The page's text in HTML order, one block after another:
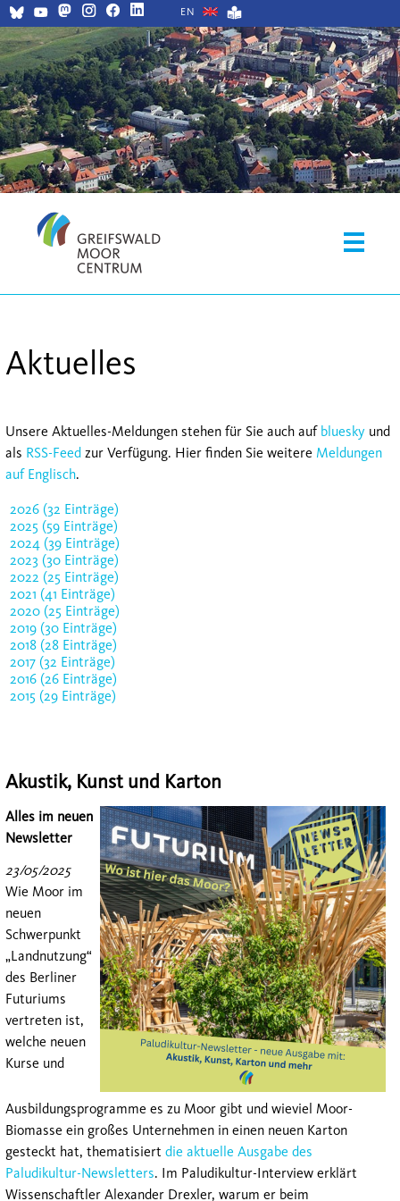
EN
Aktuelles
Unsere Aktuelles-Meldungen stehen für Sie auch auf bluesky und
als RSS-Feed zur Verfügung. Hier finden Sie weitere Meldungen
auf Englisch.
2026 (32 Einträge)
2025 (59 Einträge)
2024 (39 Einträge)
2023 (30 Einträge)
2022 (25 Einträge)
2021 (41 Einträge)
2020 (25 Einträge)
2019 (30 Einträge)
2018 (28 Einträge)
2017 (32 Einträge)
2016 (26 Einträge)
2015 (29 Einträge)
Akustik, Kunst und Karton
Alles im neuen
Newsletter
23/05/2025
Wie Moor im
neuen
Schwerpunkt
„Landnutzung“
des Berliner
Futuriums
vertreten ist,
welche neuen
Kurse und
Ausbildungsprogramme es zu Moor gibt und wieviel Moor-
Biomasse ein großes Unternehmen in einen neuen Karton
gesteckt hat, thematisiert die aktuelle Ausgabe des
Paludikultur-Newsletters. Im Paludikultur-Interview erklärt
Wissenschaftler Alexander Drexler, warum er beim